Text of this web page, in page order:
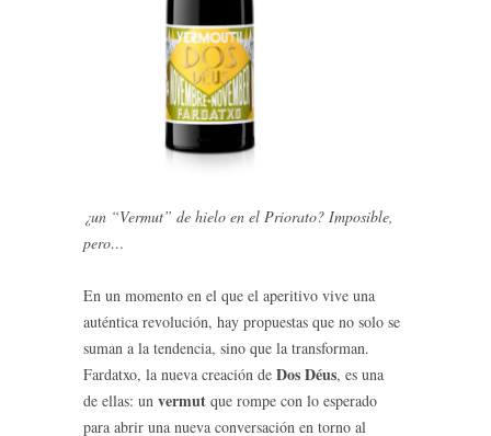
¿un “Vermut” de hielo en el Priorato? Imposible,
pero…
En un momento en el que el aperitivo vive una
auténtica revolución, hay propuestas que no solo se
suman a la tendencia, sino que la transforman.
Fardatxo, la nueva creación de Dos Déus, es una
de ellas: un vermut que rompe con lo esperado
para abrir una nueva conversación en torno al